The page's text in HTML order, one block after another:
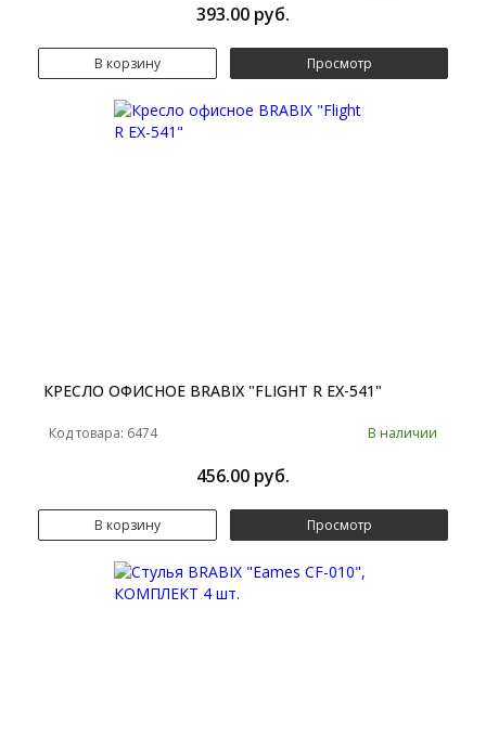
393.00 руб.
В корзину Просмотр
КРЕСЛО ОФИСНОЕ BRABIX "FLIGHT R EX-541"
Код товара: 6474 В наличии
456.00 руб.
В корзину Просмотр